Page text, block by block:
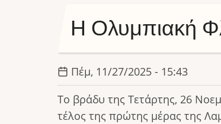
Η Ολυμπιακή
Πέμ, 11/27/2025 - 15:43
Το βράδυ της Τετάρτης, 26
τέλος της πρώτης μέρας της